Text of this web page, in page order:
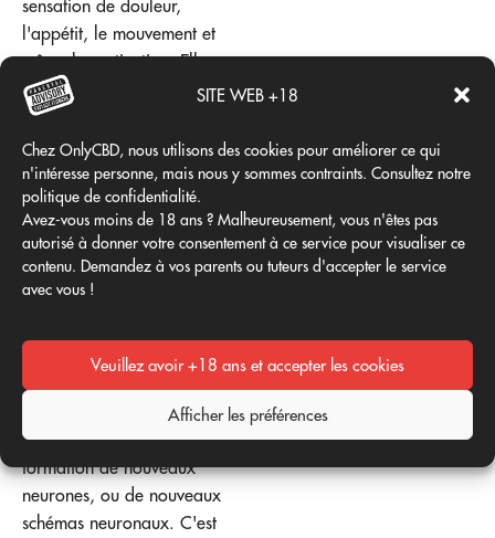
SITE WEB +18
Chez OnlyCBD, nous utilisons des cookies pour améliorer ce qui
n'intéresse personne, mais nous y sommes contraints. Consultez notre
politique de confidentialité.
Avez-vous moins de 18 ans ? Malheureusement, vous n'êtes pas
autorisé à donner votre consentement à ce service pour visualiser ce
contenu. Demandez à vos parents ou tuteurs d'accepter le service
avec vous !
Veuillez avoir +18 ans et accepter les cookies
Afficher les préférences
sensation de douleur,
l'appétit, le mouvement et
même la motivation. Elle a
également des effets sur le
système reproducteur, ce qui
signifie qu'elle affecte la
fertilité. C'est essentiellement
un neurotransmetteur
rapidement décomposé par
les fonctions corporelles.
C'est pourquoi, même si elle
euphorisant, celui-ci ne dure
pas éternellement.
L'anandamide stimule la
neurogenèse, c'est-à-dire la
formation de nouveaux
neurones, ou de nouveaux
schémas neuronaux. C'est